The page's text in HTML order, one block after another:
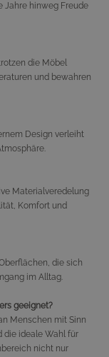
Jahre hinweg Freude
die Möbel
und bewahren
Design verleiht
Materialveredelung
Komfort und
die sich
im Alltag.
geeignet?
Menschen mit Sinn
die ideale Wahl für
nicht nur